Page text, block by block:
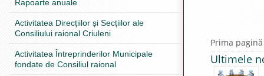
Rapoarte anuale
Activitatea Direcțiilor și Secțiilor ale
Consiliului raional Criuleni
Activitatea Întreprinderilor Municipale
fondate de Consiliul raional
Prima pagină
Ultimele